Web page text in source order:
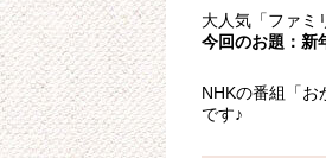
大人気「ファミ
今回のお題：新
NHKの番組「
です♪